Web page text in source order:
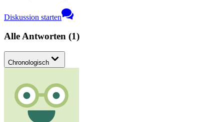
Diskussion starten
Alle Antworten (1)
Chronologisch